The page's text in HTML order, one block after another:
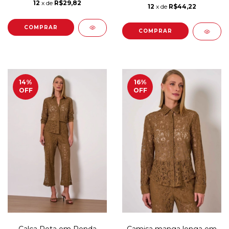
12 x de R$29,82
COMPRAR
12 x de R$44,22
COMPRAR
14%
OFF
16%
OFF